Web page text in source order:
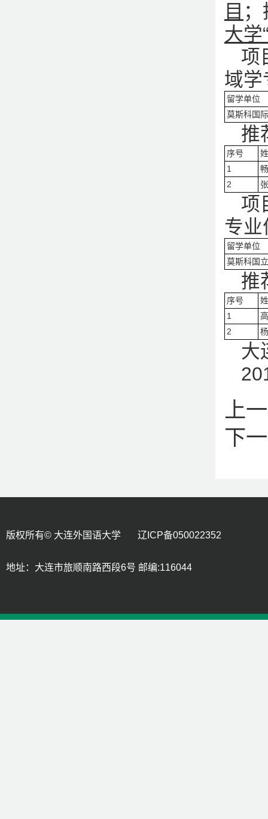
目
大学
项
域学
留学单位
莫斯科国
推
序号
1
2
项
专业
留学单位
莫斯科国
推
序号
1
2
大
上
下
版权所有© 大连外国语大学 辽ICP备050022352
地址：大连市旅顺南路西段6号 邮编:116044